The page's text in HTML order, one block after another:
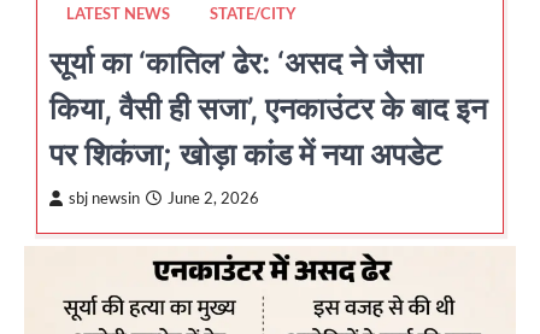
LATEST NEWS STATE/CITY
सूर्या का ‘कातिल’ ढेर: ‘असद ने जैसा
किया, वैसी ही सजा’, एनकाउंटर के बाद इन
पर शिकंजा; खोड़ा कांड में नया अपडेट
sbj newsin June 2, 2026